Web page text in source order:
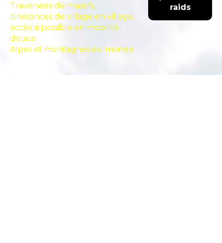
Traversées de massifs,
itinérances de village en village,
accès si possible en mobilité
douce.
Alpes et montagnes du monde.